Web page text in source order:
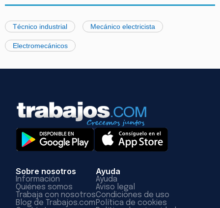
Técnico industrial Mecánico electricista
Electromecánicos
Sobre nosotros
Información
Quiénes somos
Trabaja con nosotros
Blog de Trabajos.com
Ayuda
Ayuda
Aviso legal
Condiciones de uso
Política de cookies